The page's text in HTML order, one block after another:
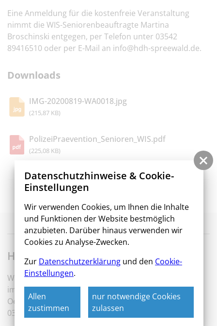
Eine Anmeldung für die kostenfreie Veranstaltung
nimmt die WIS-Seniorenbeauftragte Martina
Broschinski entgegen, per Telefon unter 03542
89416510 oder per E-Mail an info@hdh-spreewald.de.
Downloads
IMG-20200819-WA0018.jpg
(215,87 KB)
PolizeiPraevention_Senioren_WIS.pdf
(225,08 KB)
Hilfe suchen und annehmen
WIS – Wir sind die Macher
Hauptgeschäftssitz
WIS Wohnungsbaugesellschaft
im Spreewald mbH
Oer-Erkenschwick-Platz 1
03222 Lübbenau / Spreewald
Datenschutzhinweise & Cookie-
Einstellungen
Wir verwenden Cookies, um Ihnen die Inhalte
und Funktionen der Website bestmöglich
anzubieten. Darüber hinaus verwenden wir
Cookies zu Analyse-Zwecken.
Zur Datenschutzerklärung und den Cookie-
Einstellungen.
Allen
zustimmen
nur notwendige Cookies
zulassen